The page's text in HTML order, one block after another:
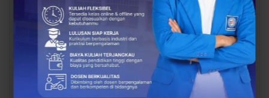
Siap Kuliah Berkualitas?
UBSI Cengkareng Gelar
Open Booth Spesial
dengan Beasiswa…
Lulusan Berdaya Saing
Dimulai dari
Kompetensi, UBSI
Kampus Cikampek
Bekali Mahasiswa…
EVENT BERITA